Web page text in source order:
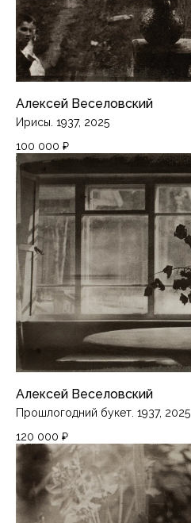
Алексей Веселовский
Ирисы. 1937, 2025
100 000 ₽
Алексей Веселовский
Прошлогодний букет. 1937, 2025
120 000 ₽